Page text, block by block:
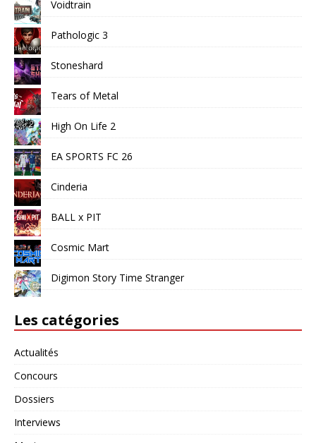
Voidtrain
Pathologic 3
Stoneshard
Tears of Metal
High On Life 2
EA SPORTS FC 26
Cinderia
BALL x PIT
Cosmic Mart
Digimon Story Time Stranger
Les catégories
Actualités
Concours
Dossiers
Interviews